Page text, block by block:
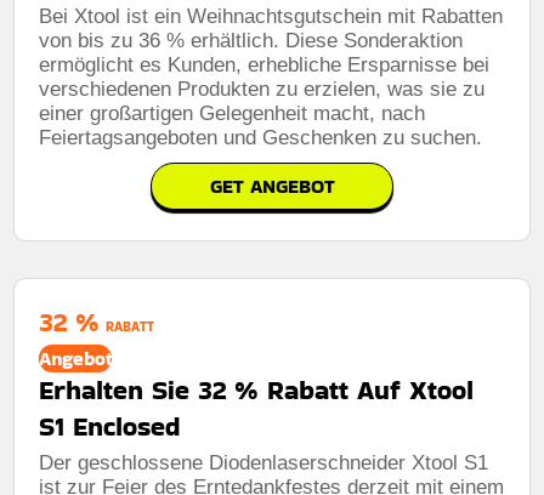
Bei Xtool ist ein Weihnachtsgutschein mit Rabatten
von bis zu 36 % erhältlich. Diese Sonderaktion
ermöglicht es Kunden, erhebliche Ersparnisse bei
verschiedenen Produkten zu erzielen, was sie zu
einer großartigen Gelegenheit macht, nach
Feiertagsangeboten und Geschenken zu suchen.
GET ANGEBOT
32 % RABATT
Angebot
Erhalten Sie 32 % Rabatt Auf Xtool
S1 Enclosed
Der geschlossene Diodenlaserschneider Xtool S1
ist zur Feier des Erntedankfestes derzeit mit einem